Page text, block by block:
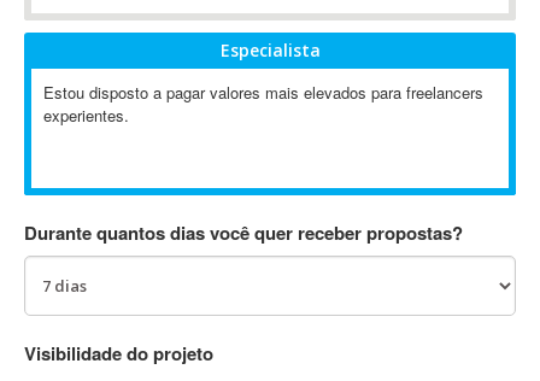
Ableton
Ableton Push
Abstract
AC3
ACID Pro
Especialista
Estou disposto a pagar valores mais elevados para freelancers
experientes.
Durante quantos dias você quer receber propostas?
Visibilidade do projeto